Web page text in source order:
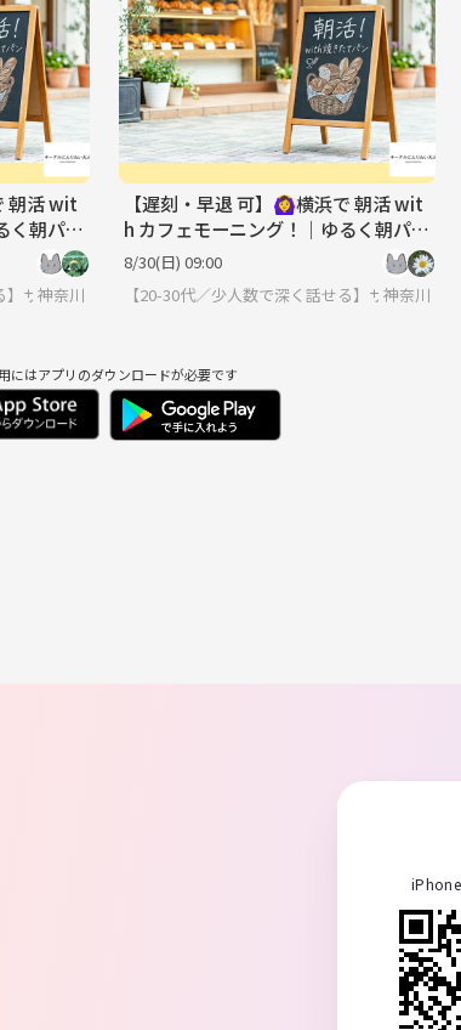
朝活 wit
く朝パン
】サークルに入りたい大人
神奈川
【遅刻・早退 可】🙆‍♀️横浜で 朝活 wit
h カフェモーニング！｜ゆるく朝パン
活しませんか？
8/30(日) 09:00
【20-30代／少人数で深く話せる】サークルに
神奈川
にはアプリのダウンロードが必要です
iPhone